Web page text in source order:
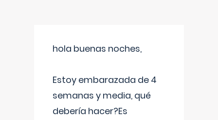
hola buenas noches,
Estoy embarazada de 4
semanas y media, qué
debería hacer?Es